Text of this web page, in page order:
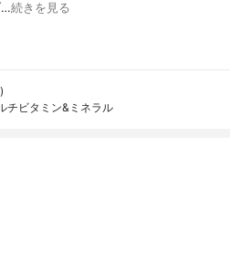
…続きを見る
チビタミン&ミネラル